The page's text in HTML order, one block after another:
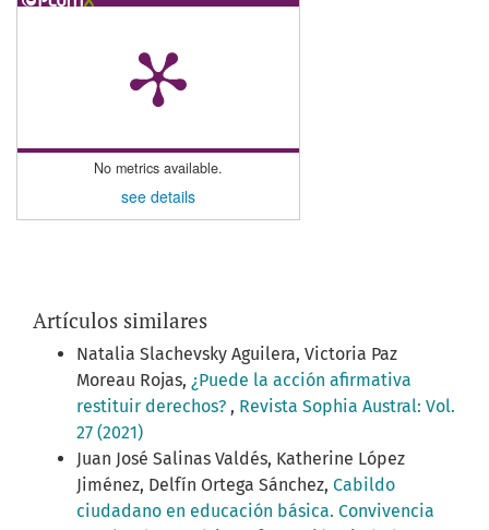
No metrics available.
see details
Artículos similares
Natalia Slachevsky Aguilera, Victoria Paz
Moreau Rojas, ¿Puede la acción afirmativa
restituir derechos? , Revista Sophia Austral: Vol.
27 (2021)
Juan José Salinas Valdés, Katherine López
Jiménez, Delfín Ortega Sánchez, Cabildo
ciudadano en educación básica. Convivencia